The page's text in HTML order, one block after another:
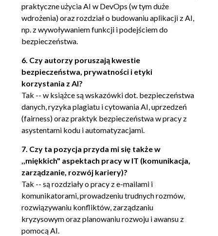
3.4.2. Który wybrać?
3.4.3. Nauka i
eksperymentowanie
3.5. Prompty użyte w tym rozdziale
4. Inżynieria promptów i formułowanie problemów
4.1. Inżynieria promptów
4.2. Spektrum tworzenia promptów dla
AI
4.2.1. Tworzenie promptów
techniką zero-shot
techniką single-shot
4.2.3. Tworzenie promptów
techniką few-shot
4.2.4. Tworzenie promptów
techniką many-shot
4.2.5. Przyszłość inżynierii
promptów
praktyczne użycia AI w DevOps (w tym duże
wdrożenia) oraz rozdział o budowaniu aplikacji z AI,
np. z wywoływaniem funkcji i podejściem do
bezpieczeństwa.
6. Czy autorzy poruszają kwestie
bezpieczeństwa, prywatności i etyki
korzystania z AI?
Tak -- w książce są wskazówki dot. bezpieczeństwa
danych, ryzyka plagiatu i cytowania AI, uprzedzeń
(fairness) oraz praktyk bezpieczeństwa w pracy z
asystentami kodu i automatyzacjami.
7. Czy ta pozycja przyda mi się także w
,,miękkich" aspektach pracy w IT (komunikacja,
zarządzanie, rozwój kariery)?
Tak -- są rozdziały o pracy z e-mailami i
komunikatorami, prowadzeniu trudnych rozmów,
rozwiązywaniu konfliktów, zarządzaniu
kryzysowym oraz planowaniu rozwoju i awansu z
pomocą AI.